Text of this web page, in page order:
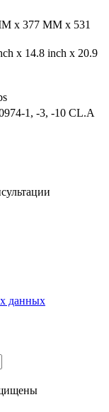
x 377 MM x 531
x 14.8 inch x 20.9
1, -3, -10 CL.A
данных